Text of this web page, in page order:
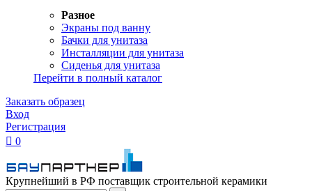
Разное
Экраны под ванну
Бачки для унитаза
Инсталляции для унитаза
Сиденья для унитаза
Перейти в полный каталог
Заказать образец
Вход
Регистрация
 0
Крупнейший в РФ поставщик строительной керамики